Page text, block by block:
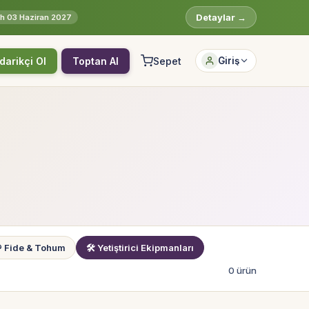
03 Haziran 2027 Detaylar →
Ol Toptan Al Sepet Giriş
Fide & Tohum 🛠 Yetiştirici Ekipmanları
0 ürün